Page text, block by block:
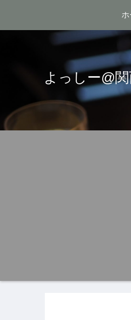
よっしー@
ホ